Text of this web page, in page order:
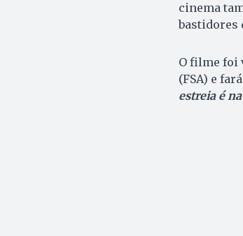
cinema
bastidores
O filme foi
(FSA) e
estreia é